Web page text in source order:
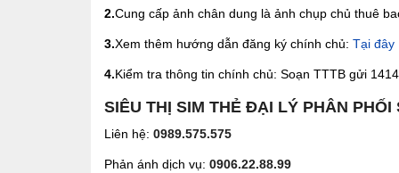
2.Cung cấp ảnh chân dung là ảnh chụp chủ thuê
3.Xem thêm hướng dẫn đăng ký chính chủ: Tại đây
4.Kiểm tra thông tin chính chủ: Soạn TTTB gửi
SIÊU THỊ SIM THẺ ĐẠI LÝ PHÂN PHỐI
Liên hệ: 0989.575.575
Phản ánh dịch vụ: 0906.22.88.99